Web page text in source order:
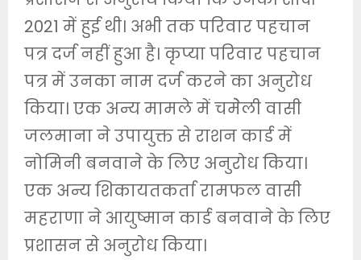
2021 में हुई थी। अभी तक परिवार पहचान
पत्र दर्ज नहीं हुआ है। कृप्या परिवार पहचान
पत्र में उनका नाम दर्ज करने का अनुरोध
किया। एक अन्य मामले में चमेेली वासी
जलमाना ने उपायुक्त से राशन कार्ड में
नोमिनी बनवाने के लिए अनुरोध किया।
एक अन्य शिकायतकर्ता रामफल वासी
महराणा ने आयुष्मान कार्ड बनवाने के लिए
प्रशासन से अनुरोध किया।